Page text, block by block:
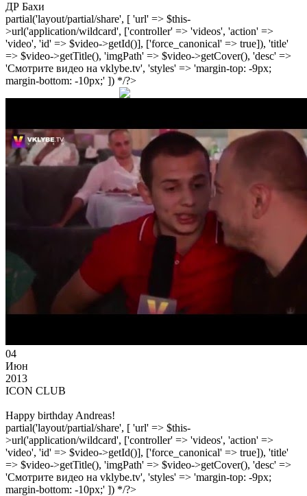
ДР Бахи
partial('layout/partial/share', [ 'url' => $this-
>url('application/wildcard', ['controller' => 'videos', 'action' =>
'video', 'id' => $video->getId()], ['force_canonical' => true]), 'title'
=> $video->getTitle(), 'imgPath' => $video->getCover(), 'desc' =>
'Смотрите видео на vklybe.tv', 'styles' => 'margin-top: -9px;
margin-bottom: -10px;' ]) */?>
04
Июн
2013
ICON CLUB
Happy birthday Andreas!
partial('layout/partial/share', [ 'url' => $this-
>url('application/wildcard', ['controller' => 'videos', 'action' =>
'video', 'id' => $video->getId()], ['force_canonical' => true]), 'title'
=> $video->getTitle(), 'imgPath' => $video->getCover(), 'desc' =>
'Смотрите видео на vklybe.tv', 'styles' => 'margin-top: -9px;
margin-bottom: -10px;' ]) */?>